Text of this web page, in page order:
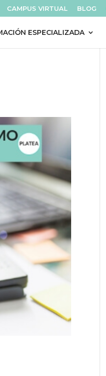
CAMPUS VIRTUAL BLOG
ESPECIALIZADA